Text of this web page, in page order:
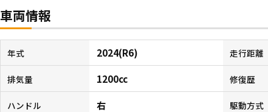
車両情報
年式 2024(R6) 走行距離
排気量 1200cc 修復歴
ハンドル 右 駆動方式